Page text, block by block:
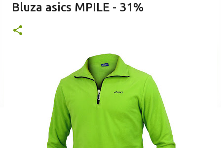
Bluza asics MPILE - 31%